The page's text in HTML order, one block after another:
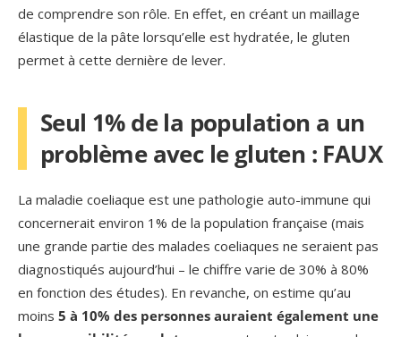
de comprendre son rôle. En effet, en créant un maillage
élastique de la pâte lorsqu’elle est hydratée, le gluten
permet à cette dernière de lever.
Seul 1% de la population a un
problème avec le gluten : FAUX
La maladie coeliaque est une pathologie auto-immune qui
concernerait environ 1% de la population française (mais
une grande partie des malades coeliaques ne seraient pas
diagnostiqués aujourd’hui – le chiffre varie de 30% à 80%
en fonction des études). En revanche, on estime qu’au
moins 5 à 10% des personnes auraient également une